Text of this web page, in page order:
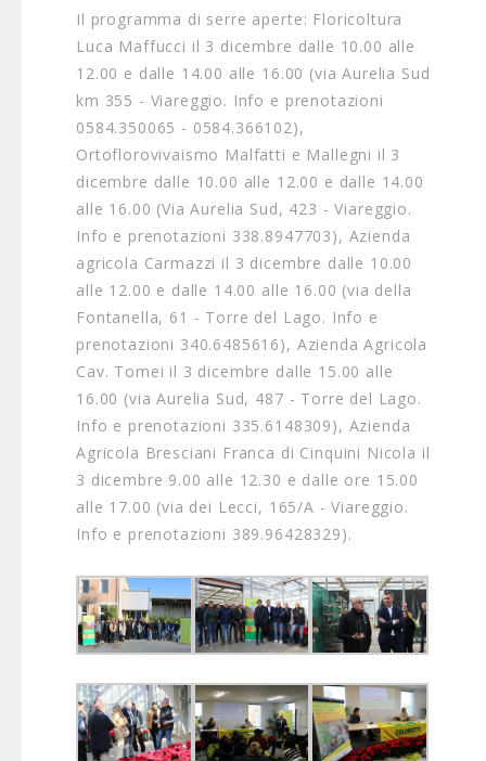
Il programma di serre aperte: Floricoltura
Luca Maffucci il 3 dicembre dalle 10.00 alle
12.00 e dalle 14.00 alle 16.00 (via Aurelia Sud
km 355 - Viareggio. Info e prenotazioni
0584.350065 - 0584.366102),
Ortoflorovivaismo Malfatti e Mallegni il 3
dicembre dalle 10.00 alle 12.00 e dalle 14.00
alle 16.00 (Via Aurelia Sud, 423 - Viareggio.
Info e prenotazioni 338.8947703), Azienda
agricola Carmazzi il 3 dicembre dalle 10.00
alle 12.00 e dalle 14.00 alle 16.00 (via della
Fontanella, 61 - Torre del Lago. Info e
prenotazioni 340.6485616), Azienda Agricola
Cav. Tomei il 3 dicembre dalle 15.00 alle
16.00 (via Aurelia Sud, 487 - Torre del Lago.
Info e prenotazioni 335.6148309), Azienda
Agricola Bresciani Franca di Cinquini Nicola il
3 dicembre 9.00 alle 12.30 e dalle ore 15.00
alle 17.00 (via dei Lecci, 165/A - Viareggio.
Info e prenotazioni 389.96428329).